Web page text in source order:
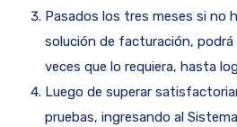
Pasados los tres meses si no
solución de facturación,
veces que lo requiera, hasta
Luego de superar
pruebas, ingresando al